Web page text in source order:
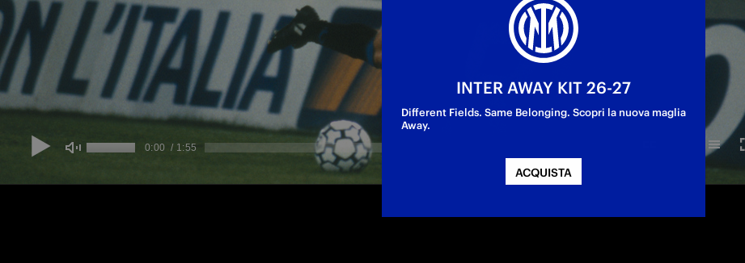
INTER AWAY KIT 26-27
Different Fields. Same Belonging. Scopri la nuova maglia
Away.
ACQUISTA